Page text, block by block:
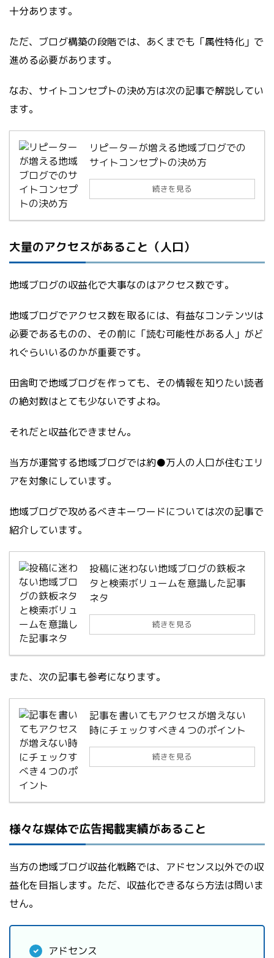
十分あります。
ただ、ブログ構築の段階では、あくまでも「属性特化」で
進める必要があります。
なお、サイトコンセプトの決め方は次の記事で解説してい
ます。
リピーターが増える地域ブログでの
サイトコンセプトの決め方
続きを見る
大量のアクセスがあること（人口）
地域ブログの収益化で大事なのはアクセス数です。
地域ブログでアクセス数を取るには、有益なコンテンツは
必要であるものの、その前に「読む可能性がある人」がど
れぐらいいるのかが重要です。
田舎町で地域ブログを作っても、その情報を知りたい読者
の絶対数はとても少ないですよね。
それだと収益化できません。
当方が運営する地域ブログでは約●万人の人口が住むエリ
アを対象にしています。
地域ブログで攻めるべきキーワードについては次の記事で
紹介しています。
投稿に迷わない地域ブログの鉄板ネ
タと検索ボリュームを意識した記事
ネタ
続きを見る
また、次の記事も参考になります。
記事を書いてもアクセスが増えない
時にチェックすべき４つのポイント
続きを見る
様々な媒体で広告掲載実績があること
当方の地域ブログ収益化戦略では、アドセンス以外での収
益化を目指します。ただ、収益化できるなら方法は問いま
せん。
アドセンス